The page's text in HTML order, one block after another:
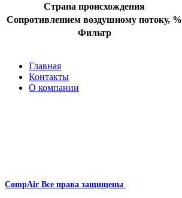
Страна происхождения
Сопротивлением воздушному потоку, %
Фильтр
Главная
Контакты
О компании
CompAir Все права защищены